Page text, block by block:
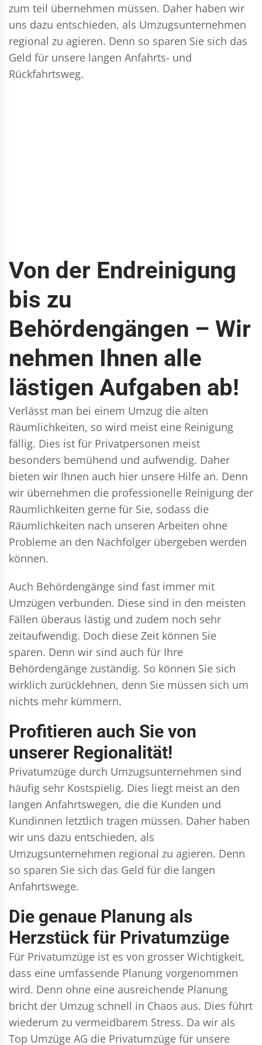
zum teil übernehmen müssen. Daher haben wir
uns dazu entschieden, als Umzugsunternehmen
regional zu agieren. Denn so sparen Sie sich das
Geld für unsere langen Anfahrts- und
Rückfahrtsweg.
Von der Endreinigung
bis zu
Behördengängen – Wir
nehmen Ihnen alle
lästigen Aufgaben ab!
Verlässt man bei einem Umzug die alten
Räumlichkeiten, so wird meist eine Reinigung
fällig. Dies ist für Privatpersonen meist
besonders bemühend und aufwendig. Daher
bieten wir Ihnen auch hier unsere Hilfe an. Denn
wir übernehmen die professionelle Reinigung der
Räumlichkeiten gerne für Sie, sodass die
Räumlichkeiten nach unseren Arbeiten ohne
Probleme an den Nachfolger übergeben werden
können.
Auch Behördengänge sind fast immer mit
Umzügen verbunden. Diese sind in den meisten
Fällen überaus lästig und zudem noch sehr
zeitaufwendig. Doch diese Zeit können Sie
sparen. Denn wir sind auch für Ihre
Behördengänge zuständig. So können Sie sich
wirklich zurücklehnen, denn Sie müssen sich um
nichts mehr kümmern.
Profitieren auch Sie von
unserer Regionalität!
Privatumzüge durch Umzugsunternehmen sind
häufig sehr Kostspielig. Dies liegt meist an den
langen Anfahrtswegen, die die Kunden und
Kundinnen letztlich tragen müssen. Daher haben
wir uns dazu entschieden, als
Umzugsunternehmen regional zu agieren. Denn
so sparen Sie sich das Geld für die langen
Anfahrtswege.
Die genaue Planung als
Herzstück für Privatumzüge
Für Privatumzüge ist es von grosser Wichtigkeit,
dass eine umfassende Planung vorgenommen
wird. Denn ohne eine ausreichende Planung
bricht der Umzug schnell in Chaos aus. Dies führt
wiederum zu vermeidbarem Stress. Da wir als
Top Umzüge AG die Privatumzüge für unsere